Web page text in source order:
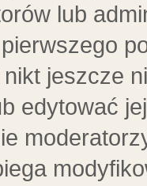
lub
jeszcze
edytować